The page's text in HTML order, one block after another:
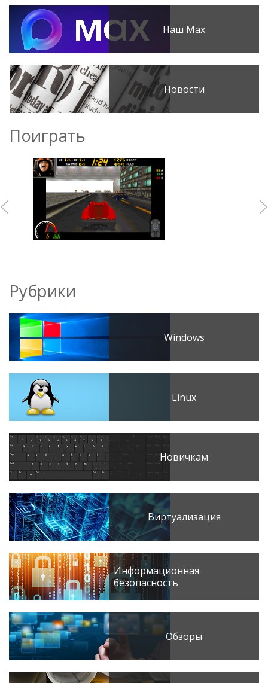
Наш Max
Новости
Поиграть
Рубрики
Windows
Linux
Новичкам
Виртуализация
Информационная
безопасность
Обзоры